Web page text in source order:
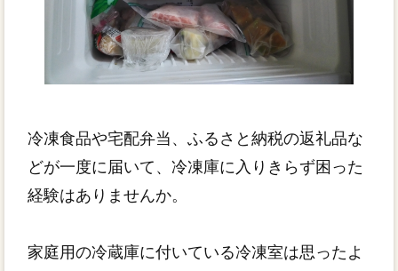
冷凍食品や宅配弁当、ふるさと納税の返礼品な
どが一度に届いて、冷凍庫に入りきらず困った
経験はありませんか。
家庭用の冷蔵庫に付いている冷凍室は思ったよ